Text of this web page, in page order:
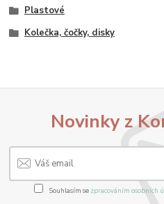
Plastové
Kolečka, čočky, disky
Novinky z
Souhlasím se zpracováním osobních